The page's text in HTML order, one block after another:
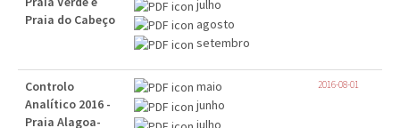
Praia do Cabeço
julho
agosto
setembro
Controlo
Analítico 2016 -
Praia Alagoa-
maio
junho
julho
2016-08-01